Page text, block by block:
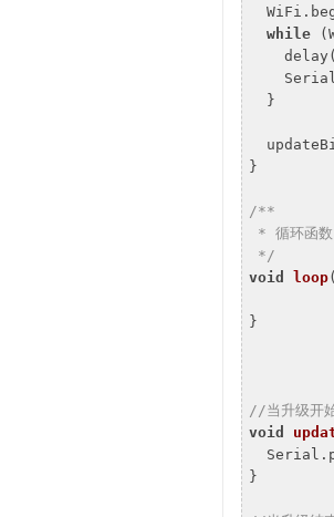
while
    delay(
}
/**
*/
void
loop
}
//当升级开
void
}